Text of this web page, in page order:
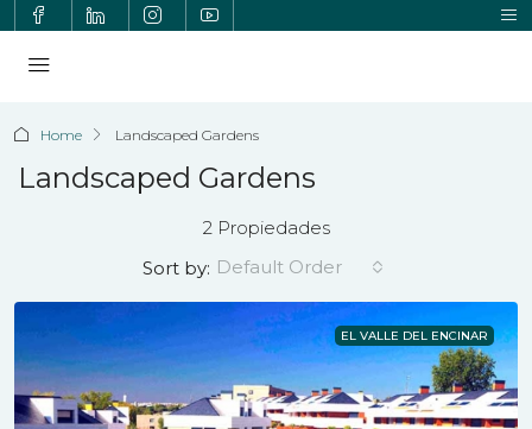
Home Landscaped Gardens
Landscaped Gardens
2 Propiedades
Sort by: Default Order
EL VALLE DEL ENCINAR